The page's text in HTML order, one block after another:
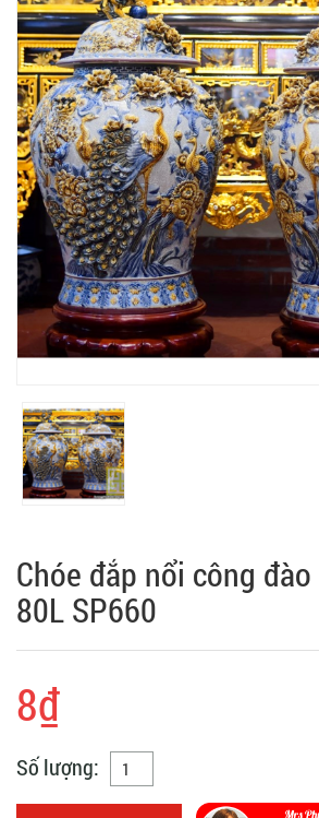
Chóe đắp nổi công
80L SP660
8₫
Số lượng: